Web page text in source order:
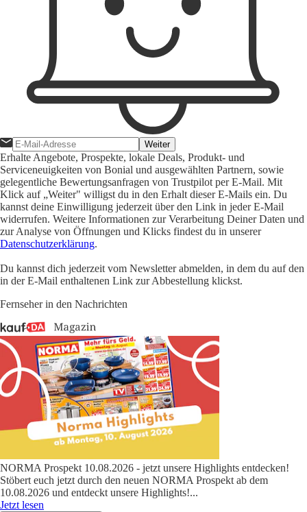
Weiter
Erhalte Angebote, Prospekte, lokale Deals, Produkt- und
Serviceneuigkeiten von Bonial und ausgewählten Partnern, sowie
gelegentliche Bewertungsanfragen von Trustpilot per E-Mail. Mit
Klick auf „Weiter" willigst du in den Erhalt dieser E-Mails ein. Du
kannst deine Einwilligung jederzeit über den Link in jeder E-Mail
widerrufen. Weitere Informationen zur Verarbeitung Deiner Daten und
zur Analyse von Öffnungen und Klicks findest du in unserer
Datenschutzerklärung.
Du kannst dich jederzeit vom Newsletter abmelden, in dem du auf den
in der E-Mail enthaltenen Link zur Abbestellung klickst.
Fernseher in den Nachrichten
NORMA Prospekt 10.08.2026 - jetzt unsere Highlights entdecken!
Stöbert euch jetzt durch den neuen NORMA Prospekt ab dem
10.08.2026 und entdeckt unsere Highlights!...
Jetzt lesen